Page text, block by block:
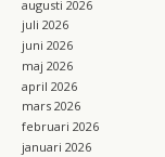
m
augusti 2026
juli 2026
juni 2026
maj 2026
april 2026
mars 2026
februari 2026
januari 2026